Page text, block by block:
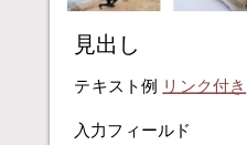
見出し
テキスト例 リンク付き
入力フィールド